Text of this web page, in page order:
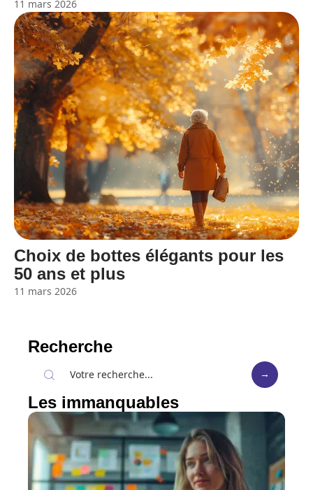
11 mars 2026
Choix de bottes élégants pour les
50 ans et plus
11 mars 2026
Recherche
Les immanquables